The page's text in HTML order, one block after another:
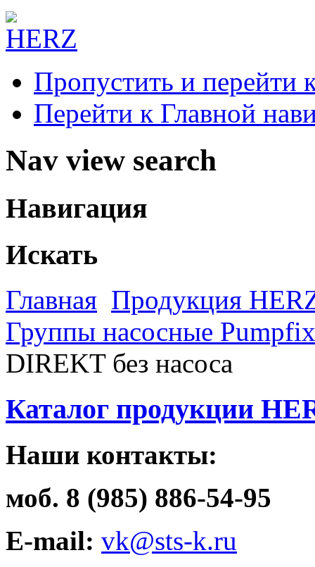
Пропустить и перейти
Перейти к Главной
Nav view search
Навигация
Искать
Главная Продукция
Группы насосные Pumpfix
DIREKT без насоса
Каталог продукции
Наши контакты:
моб. 8 (985) 886-54-95
E-mail: vk@sts-k.ru